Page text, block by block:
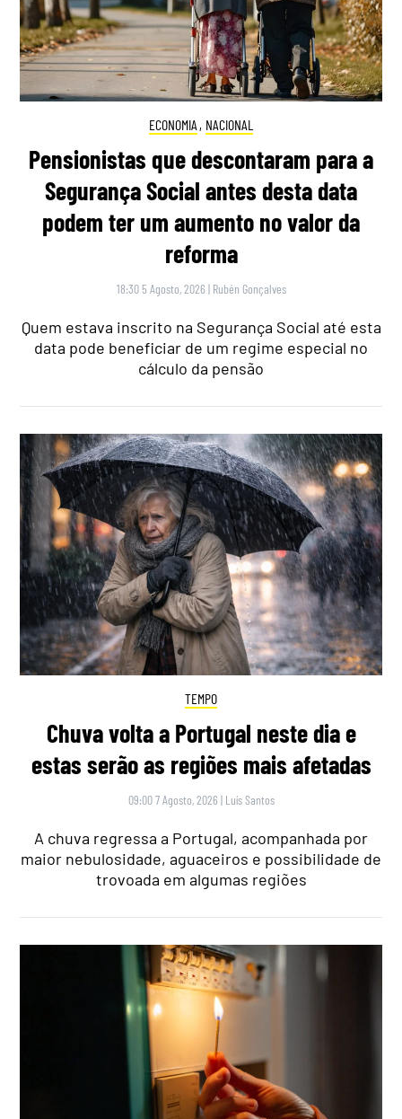
ECONOMIA , NACIONAL
Pensionistas que descontaram para a
Segurança Social antes desta data
podem ter um aumento no valor da
reforma
18:30 5 Agosto, 2026 | Rubén Gonçalves
Quem estava inscrito na Segurança Social até esta
data pode beneficiar de um regime especial no
cálculo da pensão
TEMPO
Chuva volta a Portugal neste dia e
estas serão as regiões mais afetadas
09:00 7 Agosto, 2026 | Luís Santos
A chuva regressa a Portugal, acompanhada por
maior nebulosidade, aguaceiros e possibilidade de
trovoada em algumas regiões